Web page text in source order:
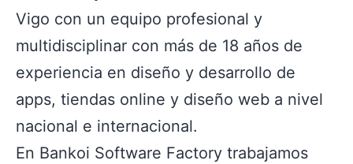
Vigo con un equipo profesional y
multidisciplinar con más de 18 años de
experiencia en diseño y desarrollo de
apps, tiendas online y diseño web a nivel
nacional e internacional.
En Bankoi Software Factory trabajamos